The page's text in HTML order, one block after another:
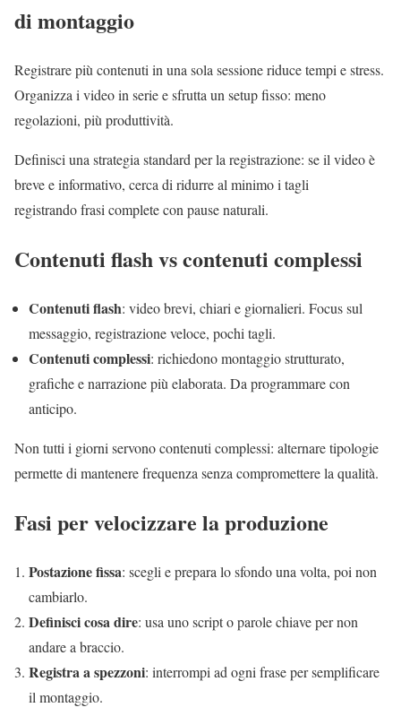
di montaggio
Registrare più contenuti in una sola sessione riduce tempi e stress.
Organizza i video in serie e sfrutta un setup fisso: meno
regolazioni, più produttività.
Definisci una strategia standard per la registrazione: se il video è
breve e informativo, cerca di ridurre al minimo i tagli
registrando frasi complete con pause naturali.
Contenuti flash vs contenuti complessi
Contenuti flash: video brevi, chiari e giornalieri. Focus sul
messaggio, registrazione veloce, pochi tagli.
Contenuti complessi: richiedono montaggio strutturato,
grafiche e narrazione più elaborata. Da programmare con
anticipo.
Non tutti i giorni servono contenuti complessi: alternare tipologie
permette di mantenere frequenza senza compromettere la qualità.
Fasi per velocizzare la produzione
Postazione fissa: scegli e prepara lo sfondo una volta, poi non
cambiarlo.
Definisci cosa dire: usa uno script o parole chiave per non
andare a braccio.
Registra a spezzoni: interrompi ad ogni frase per semplificare
il montaggio.